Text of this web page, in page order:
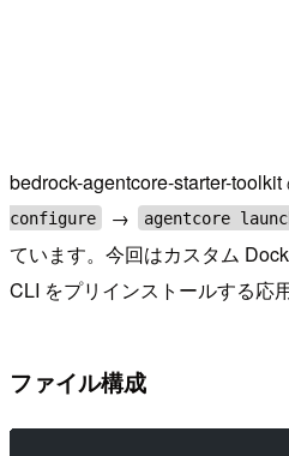
bedrock-agentcore-starter-toolkit
configure
→ agentcore
ています。今回はカスタム
CLI をプリインストールする応
ファイル構成